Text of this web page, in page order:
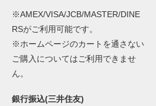
※AMEX/VISA/JCB/MASTER/DINE
RSがご利用可能です。
※ホームページのカートを通さない
ご購入についてはご利用できませ
ん。
銀行振込(三井住友)